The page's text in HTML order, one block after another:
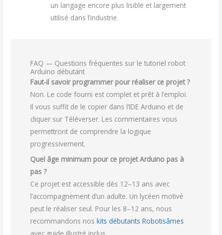
un langage encore plus lisible et largement
utilisé dans l’industrie.
FAQ — Questions fréquentes sur le tutoriel robot
Arduino débutant
Faut-il savoir programmer pour réaliser ce projet ?
Non. Le code fourni est complet et prêt à l’emploi.
Il vous suffit de le copier dans l’IDE Arduino et de
cliquer sur Téléverser. Les commentaires vous
permettront de comprendre la logique
progressivement.
Quel âge minimum pour ce projet Arduino pas à
pas ?
Ce projet est accessible dès 12–13 ans avec
l’accompagnement d’un adulte. Un lycéen motivé
peut le réaliser seul. Pour les 8–12 ans, nous
recommandons noskits débutants Robotisâmes